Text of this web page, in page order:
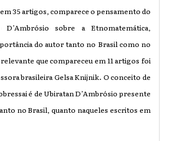
35 artigos, comparece o pensamento do
D’Ambrósio sobre a Etnomatemática,
do autor tanto no Brasil como no
que compareceu em 11 artigos foi
brasileira Gelsa Knijnik. O conceito de
é de Ubiratan D’Ambrósio presente
no Brasil, quanto naqueles escritos em